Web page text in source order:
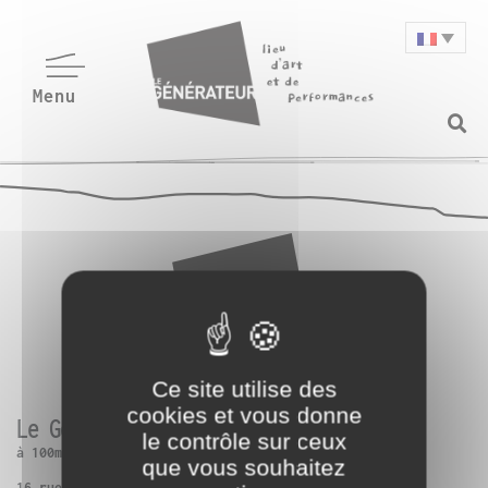
Le Générateur
à 100m de Paris 13ème
Ce site utilise des
cookies et vous donne
le contrôle sur ceux
que vous souhaitez